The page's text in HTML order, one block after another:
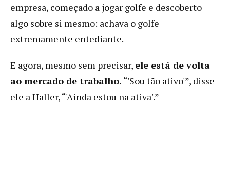
empresa, começado a jogar golfe e descoberto
algo sobre si mesmo: achava o golfe
extremamente entediante.
E agora, mesmo sem precisar, ele está de volta
ao mercado de trabalho. “'Sou tão ativo'”, disse
ele a Haller, “'Ainda estou na ativa'.”